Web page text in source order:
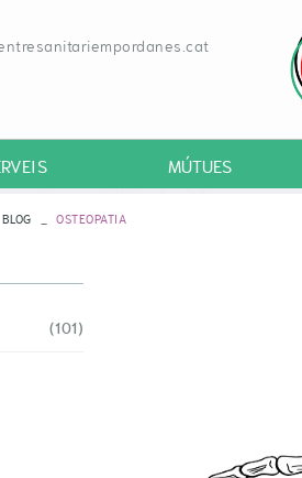
MÚTUES
BLOG OSTEOPATIA
(101)